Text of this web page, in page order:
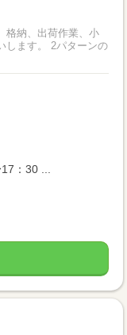
格納、出荷作業、小
します。 2パターンの
：30 ...